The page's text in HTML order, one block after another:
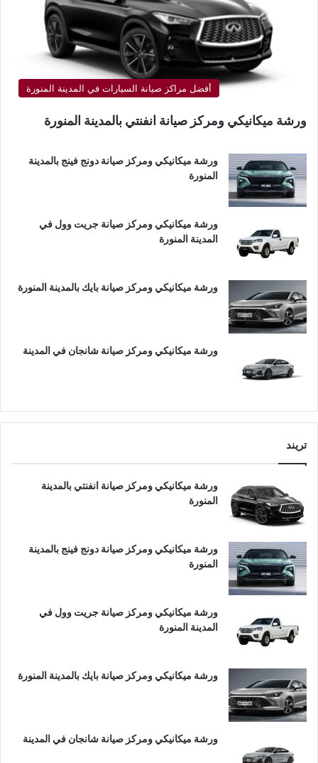
أفضل مراكز صيانة السيارات في المدينة المنورة
ورشة ميكانيكي ومركز صيانة انفنتي بالمدينة المنورة
ورشة ميكانيكي ومركز صيانة دونج فينج بالمدينة
المنورة
ورشة ميكانيكي ومركز صيانة جريت وول في
المدينة المنورة
ورشة ميكانيكي ومركز صيانة بايك بالمدينة المنورة
ورشة ميكانيكي ومركز صيانة شانجان في المدينة
تريند
ورشة ميكانيكي ومركز صيانة انفنتي بالمدينة
المنورة
ورشة ميكانيكي ومركز صيانة دونج فينج بالمدينة
المنورة
ورشة ميكانيكي ومركز صيانة جريت وول في
المدينة المنورة
ورشة ميكانيكي ومركز صيانة بايك بالمدينة المنورة
ورشة ميكانيكي ومركز صيانة شانجان في المدينة